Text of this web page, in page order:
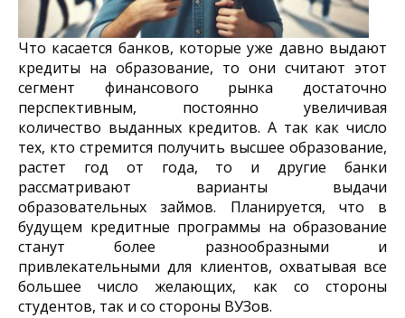
Что касается банков, которые уже давно выдают
кредиты на образование, то они считают этот
сегмент финансового рынка достаточно
перспективным, постоянно увеличивая
количество выданных кредитов. А так как число
тех, кто стремится получить высшее образование,
растет год от года, то и другие банки
рассматривают варианты выдачи
образовательных займов. Планируется, что в
будущем кредитные программы на образование
станут более разнообразными и
привлекательными для клиентов, охватывая все
большее число желающих, как со стороны
студентов, так и со стороны ВУЗов.